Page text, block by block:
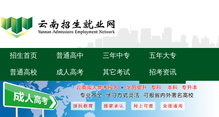
招生首页 普通高中 三年中专 五年大专
普通高校 成人高考 其它考试 招考资讯